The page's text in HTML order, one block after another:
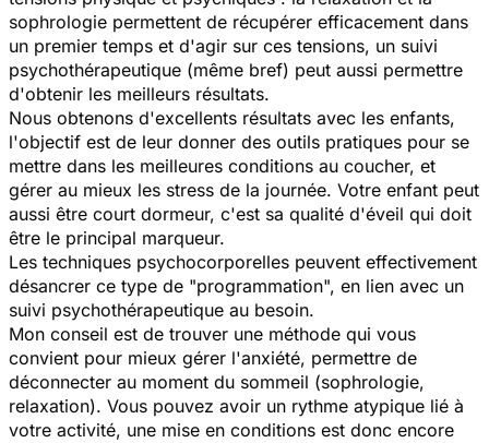
sophrologie permettent de récupérer efficacement dans
un premier temps et d'agir sur ces tensions, un suivi
psychothérapeutique (même bref) peut aussi permettre
d'obtenir les meilleurs résultats.
Nous obtenons d'excellents résultats avec les enfants,
l'objectif est de leur donner des outils pratiques pour se
mettre dans les meilleures conditions au coucher, et
gérer au mieux les stress de la journée. Votre enfant peut
aussi être court dormeur, c'est sa qualité d'éveil qui doit
être le principal marqueur.
Les techniques psychocorporelles peuvent effectivement
désancrer ce type de "programmation", en lien avec un
suivi psychothérapeutique au besoin.
Mon conseil est de trouver une méthode qui vous
convient pour mieux gérer l'anxiété, permettre de
déconnecter au moment du sommeil (sophrologie,
relaxation). Vous pouvez avoir un rythme atypique lié à
votre activité, une mise en conditions est donc encore